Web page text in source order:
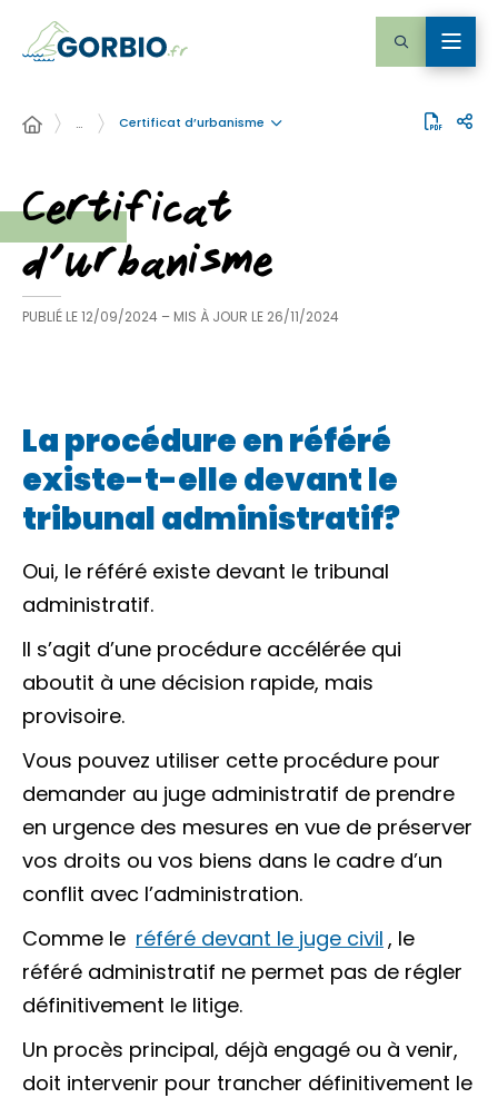
… Certificat d’urbanisme
Certificat
d’urbanisme
PUBLIÉ LE12/09/2024 – MIS À JOUR LE 26/11/2024
La procédure en référé
existe-t-elle devant le
tribunal administratif?
Oui, le référé existe devant le tribunal
administratif.
Il s’agit d’une procédure accélérée qui
aboutit à une décision rapide, mais
provisoire.
Vous pouvez utiliser cette procédure pour
demander au juge administratif de prendre
en urgence des mesures en vue de préserver
vos droits ou vos biens dans le cadre d’un
conflit avec l’administration.
Comme le référé devant le juge civil , le
référé administratif ne permet pas de régler
définitivement le litige.
Un procès principal, déjà engagé ou à venir,
doit intervenir pour trancher définitivement le